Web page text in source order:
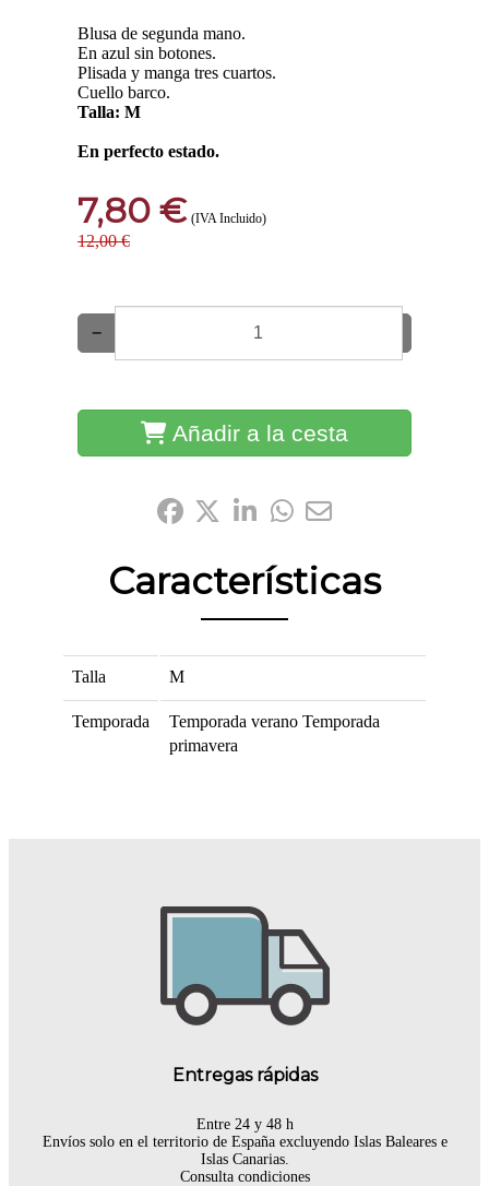
Blusa de segunda mano.
En azul sin botones.
Plisada y manga tres cuartos.
Cuello barco.
Talla: M
En perfecto estado.
7,80 € (IVA Incluido)
12,00 €
−
Añadir a la cesta
Características
Talla M
Temporada Temporada verano Temporada
primavera
Entregas rápidas
Entre 24 y 48 h
Envíos solo en el territorio de España excluyendo Islas Baleares e
Islas Canarias.
Consulta condiciones